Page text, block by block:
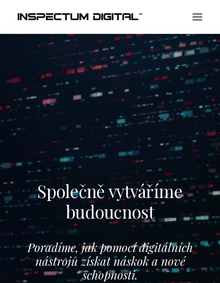
SLUŽBY
KONTAKT
Společně vytváříme
budoucnost
Poradíme, jak pomocí digitálních
nástrojů získat náskok a nové
schopnosti.